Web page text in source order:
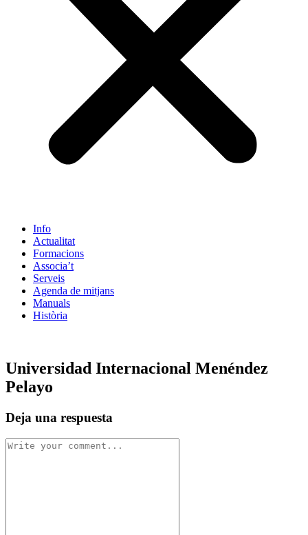
Info
Actualitat
Formacions
Associa’t
Serveis
Agenda de mitjans
Manuals
Història
Universidad Internacional Menéndez
Pelayo
Deja una respuesta